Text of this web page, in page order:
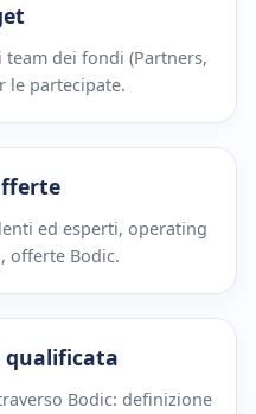
dei fondi (Partners,
le partecipate.
ed esperti, operating
offerte Bodic.
Bodic: definizione